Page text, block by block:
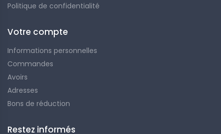
Politique de confidentialité
Votre compte
Informations personnelles
Commandes
Avoirs
Adresses
Bons de réduction
Restez informés